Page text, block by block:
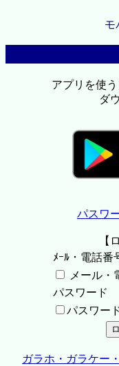
モ
アプリを使
ダ
パスワ
【
ﾒｰﾙ・電話番
メール・
パスワード
パスワー
ガラホ・ガラケー